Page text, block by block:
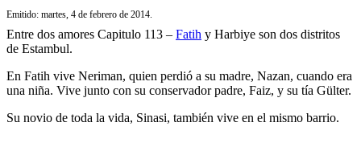
Emitido: martes, 4 de febrero de 2014.
Entre dos amores Capitulo 113 – Fatih y Harbiye son dos distritos
de Estambul.
En Fatih vive Neriman, quien perdió a su madre, Nazan, cuando era
una niña. Vive junto con su conservador padre, Faiz, y su tía Gülter.
Su novio de toda la vida, Sinasi, también vive en el mismo barrio.